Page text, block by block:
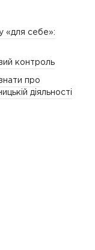
«для себе»:
контроль
про
діяльності